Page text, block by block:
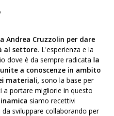
Andrea Cruzzolin per dare
al settore. L'esperienza e la
dove è da sempre radicata la
a conoscenze in ambito
materiali, sono la base per
portare migliorie in questo
siamo recettivi
sviluppare collaborando per